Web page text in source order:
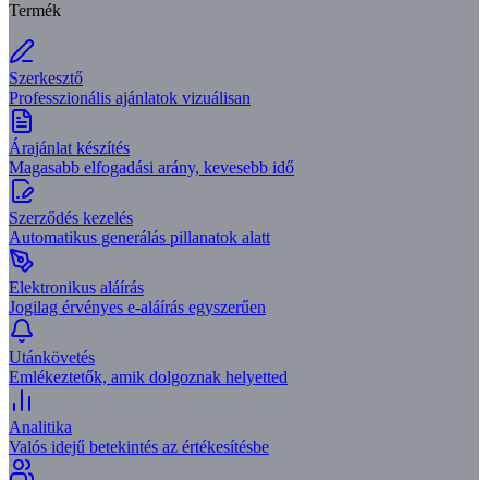
Termék
Szerkesztő
Professzionális ajánlatok vizuálisan
Árajánlat készítés
Magasabb elfogadási arány, kevesebb idő
Szerződés kezelés
Automatikus generálás pillanatok alatt
Elektronikus aláírás
Jogilag érvényes e-aláírás egyszerűen
Utánkövetés
Emlékeztetők, amik dolgoznak helyetted
Analitika
Valós idejű betekintés az értékesítésbe